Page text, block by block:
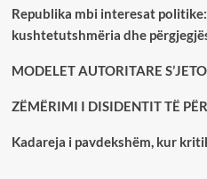
Republika mbi interesat
kushtetutshmëria dhe
MODELET AUTORITARE
ZËMËRIMI I DISIDENTIT TË
Kadareja i pavdekshëm, kur